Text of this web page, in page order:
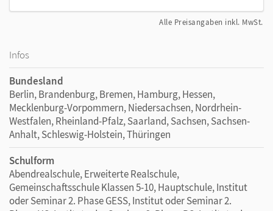
Alle Preisangaben inkl. MwSt.
Infos
Bundesland
Berlin, Brandenburg, Bremen, Hamburg, Hessen,
Mecklenburg-Vorpommern, Niedersachsen, Nordrhein-
Westfalen, Rheinland-Pfalz, Saarland, Sachsen, Sachsen-
Anhalt, Schleswig-Holstein, Thüringen
Schulform
Abendrealschule, Erweiterte Realschule,
Gemeinschaftsschule Klassen 5-10, Hauptschule, Institut
oder Seminar 2. Phase GESS, Institut oder Seminar 2.